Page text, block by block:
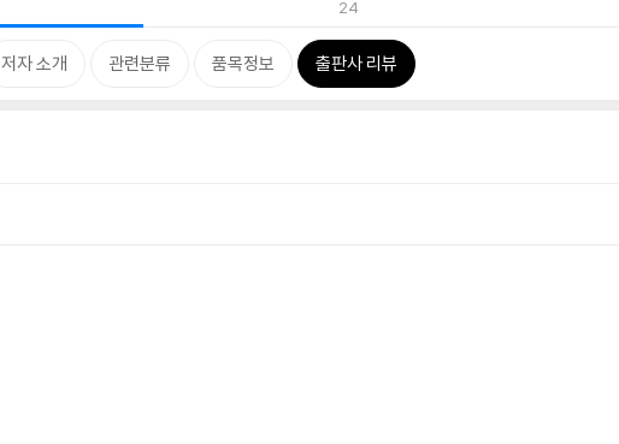
24
저자 소개 관련분류 품목정보 출판사 리뷰